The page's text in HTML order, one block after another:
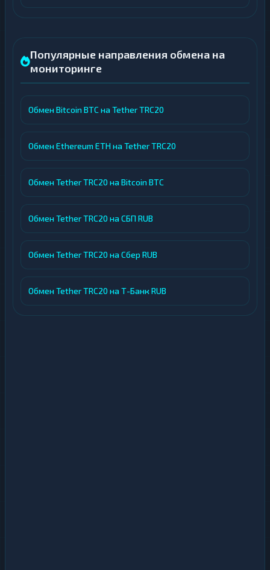
Популярные направления обмена на
мониторинге
Обмен Bitcoin BTC на Tether TRC20
Обмен Ethereum ETH на Tether TRC20
Обмен Tether TRC20 на Bitcoin BTC
Обмен Tether TRC20 на СБП RUB
Обмен Tether TRC20 на Сбер RUB
Обмен Tether TRC20 на Т-Банк RUB